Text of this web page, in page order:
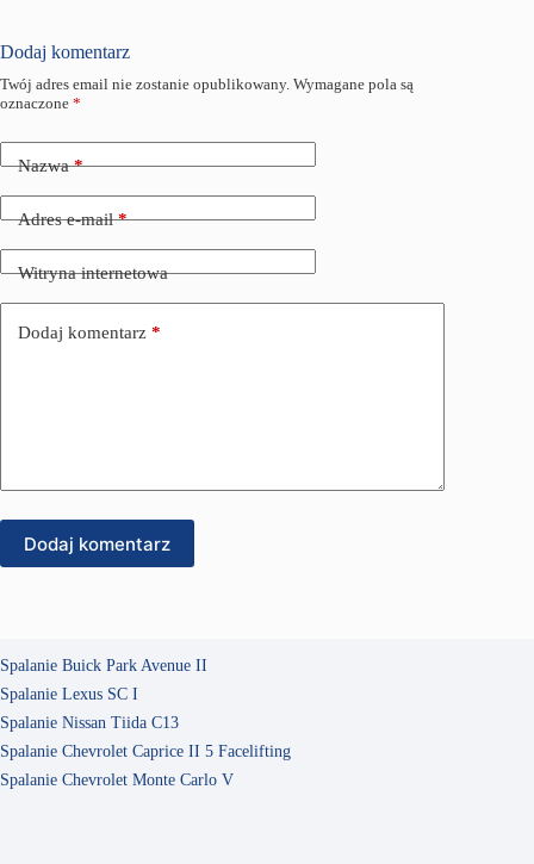
Dodaj komentarz
Twój adres email nie zostanie opublikowany. Wymagane pola są
oznaczone *
Nazwa*
Adres e-mail*
Witryna internetowa
Dodaj komentarz *
Dodaj komentarz
Spalanie Buick Park Avenue II
Spalanie Lexus SC I
Spalanie Nissan Tiida C13
Spalanie Chevrolet Caprice II 5 Facelifting
Spalanie Chevrolet Monte Carlo V